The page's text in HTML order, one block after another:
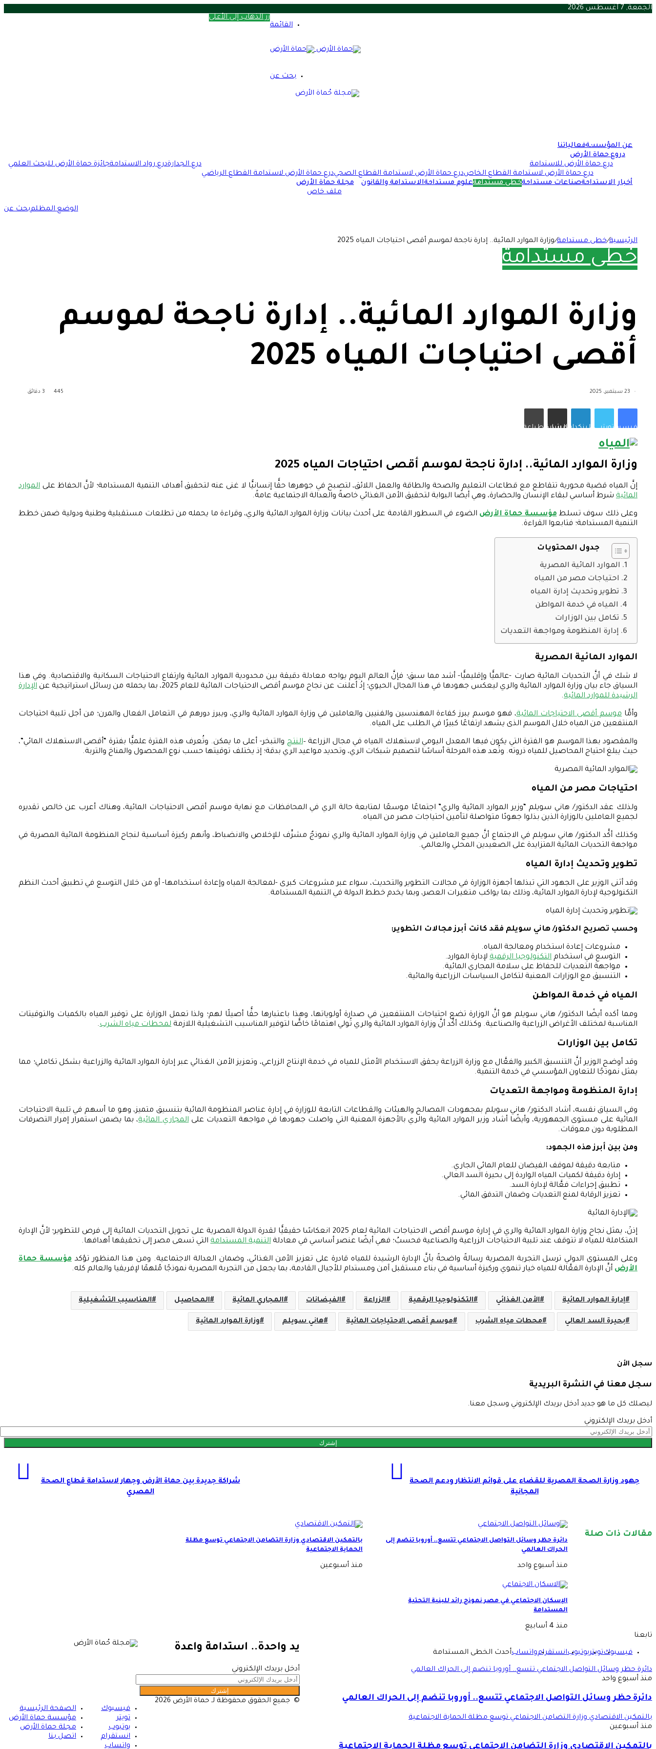
الجمعة, 7 أغسطس 2026
القائمة
بحث عن
عن المؤسسةفعالياتنا
دروع حماة الأرض
درع حماة الأرض للاستدامة
درع حماة الأرض لاستدامة القطاع الخاصدرع حماة الأرض لاستدامة القطاع الصحيدرع حماة الأرض لاستدامة القطاع الرياضي
درع الجدارةدرع رواد الاستدامةجائزة حماة الأرض للبحث العلمي
أخبار الاستدامةصناعات مستدامةخطى مستدامةعلوم مستدامةالاستدامة والقانون
مجلة حماة الأرض
ملف خاص
بحث عنالوضع المظلم
الرئيسية/خطى مستدامة/وزارة الموارد المائية.. إدارة ناجحة لموسم أقصى احتياجات المياه 2025
خطى مستدامة
وزارة الموارد المائية.. إدارة ناجحة لموسم
أقصى احتياجات المياه 2025
23 سبتمبر، 2025 445 3 دقائق
فيسبوكتويتر لينكدإن مشاركة عبر البريد طباعة
وزارة الموارد المائية.. إدارة ناجحة لموسم أقصى احتياجات المياه 2025
إنَّ المياه قضية محورية تتقاطع مع قطاعات التعليم والصحة والطاقة والعمل اللائق، لتصبح في جوهرها حقًّا إنسانيًّا لا غنى عنه لتحقيق أهداف التنمية المستدامة؛ لأنَّ الحفاظ على الموارد
المائية شرط أساسي لبقاء الإنسان والحضارة، وهي أيضًا البوابة لتحقيق الأمن الغذائي خاصةً والعدالة الاجتماعية عامةً.
وعلى ذلك سوف تسلطمؤسسة حماة الأرض الضوء في السطور القادمة على أحدث بيانات وزارة الموارد المائية والري، وقراءة ما يحمله من تطلعات مستقبلية وطنية ودولية ضمن خطط
التنمية المستدامة؛ فتابعوا القراءة.
جدول المحتويات
الموارد المائية المصرية
احتياجات مصر من المياه
تطوير وتحديث إدارة المياه
المياه في خدمة المواطن
تكامل بين الوزارات
إدارة المنظومة ومواجهة التعديات
الموارد المائية المصرية
لا شك في أنَّ التحديات المائية صارت -عالميًّا وإقليميًّا- أشد مما سبق؛ فإنَّ العالم اليوم يواجه معادلة دقيقة بين محدودية الموارد المائية وارتفاع الاحتياجات السكانية والاقتصادية. وفي هذا
السياق جاء بيان وزارة الموارد المائية والري ليعكس جهودها في هذا المجال الحيوي؛ إذْ أعلنت عن نجاح موسم أقصى الاحتياجات المائية للعام 2025، بما يحمله من رسائل استراتيجية عن
الإدارة
الرشيدة للموارد المائية.
وأمَّاموسم أقصى الاحتياجات المائية، فهو موسم يبرز كفاءة المهندسين والفنيين والعاملين في وزارة الموارد المائية والري، ويبرز دورهم في التعامل الفعال والمرن؛ من أجل تلبية احتياجات
المنتفعين من المياه خلال الموسم الذى يشهد ارتفاعًا كبيرًا في الطلب على المياه.
والمقصود بهذا الموسم هو الفترة التي يكون فيها المعدل اليومي لاستهلاك المياه في مجال الزراعة –النتح والتبخر- أعلى ما يمكن. وتُعرف هذه الفترة علميًّا بفترة “أقصى الاستهلاك المائي”،
حيث يبلغ احتياج المحاصيل للمياه ذروته. وتُعد هذه المرحلة أساسًا لتصميم شبكات الري، وتحديد مواعيد الري بدقة؛ إذ يختلف توقيتها حسب نوع المحصول والمناخ والتربة.
احتياجات مصر من المياه
ولذلك عقد الدكتور/ هاني سويلم “وزير الموارد المائية والري” اجتماعًا موسعًا لمتابعة حالة الري في المحافظات مع نهاية موسم أقصى الاحتياجات المائية، وهناك أعرب عن خالص تقديره
لجميع العاملين بالوزارة الذين بذلوا جهودًا متواصلة لتأمين احتياجات مصر من المياه.
وكذلك أكَّد الدكتور/ هاني سويلم في الاجتماع أنَّ جميع العاملين في وزارة الموارد المائية والري نموذجٌ مشرِّف للإخلاص والانضباط، وأنهم ركيزة أساسية لنجاح المنظومة المائية المصرية في
مواجهة التحديات المائية المتزايدة على الصعيدين المحلي والعالمي.
تطوير وتحديث إدارة المياه
وقد أثنى الوزير على الجهود التي تبذلها أجهزة الوزارة في مجالات التطوير والتحديث، سواء عبر مشروعات كبرى -لمعالجة المياه وإعادة استخدامها- أو من خلال التوسع في تطبيق أحدث النظم
التكنولوجية لإدارة الموارد المائية، وذلك بما يواكب متغيرات العصر، وبما يخدم خطط الدولة في التنمية المستدامة.
وحسب تصريح الدكتور/ هاني سويلم فقد كانت أبرز مجالات التطوير:
مشروعات إعادة استخدام ومعالجة المياه.
التوسع في استخدام التكنولوجيا الرقمية لإدارة الموارد.
مواجهة التعديات للحفاظ على سلامة المجاري المائية.
التنسيق مع الوزارات المعنية لتكامل السياسات الزراعية والمائية.
المياه في خدمة المواطن
ومما أكده أيضًا الدكتور/ هاني سويلم هو أنَّ الوزارة تضع احتياجات المنتفعين في صدارة أولوياتها، وهذا باعتبارها حقًّا أصيلًا لهم؛ ولذا تعمل الوزارة على توفير المياه بالكميات والتوقيتات
المناسبة لمختلف الأغراض الزراعية والصناعية. وكذلك أكَّد أنَّ وزارة الموارد المائية والري تُولي اهتمامًا خاصًّا لتوفير المناسيب التشغيلية اللازمة لمحطات مياه الشرب.
تكامل بين الوزارات
وقد أوضح الوزير أنَّ التنسيق الكبير والفعَّال مع وزارة الزراعة يحقق الاستخدام الأمثل للمياه في خدمة الإنتاج الزراعي، وتعزيز الأمن الغذائي عبر إدارة الموارد المائية والزراعية بشكل تكاملي؛ مما
يمثل نموذجًا للتعاون المؤسسي في خدمة التنمية.
إدارة المنظومة ومواجهة التعديات
وفي السياق نفسه، أشاد الدكتور/ هاني سويلم بمجهودات المصالح والهيئات والقطاعات التابعة للوزارة في إدارة عناصر المنظومة المائية بتنسيق متميز، وهو ما أسهم في تلبية الاحتياجات
المائية على مستوى الجمهورية، وأيضًا أشاد وزير الموارد المائية والري بالأجهزة المعنية التي واصلت جهودها في مواجهة التعديات علىالمجاري المائية، بما يضمن استمرار إمرار التصرفات
المطلوبة دون معوقات.
ومن بين أبرز هذه الجهود:
متابعة دقيقة لموقف الفيضان للعام المائي الجاري.
إدارة دقيقة لكميات المياه الواردة إلى بحيرة السد العالي.
تطبيق إجراءات فعَّالة لإدارة السد.
تعزيز الرقابة لمنع التعديات وضمان التدفق المائي.
إذنْ، يمثل نجاح وزارة الموارد المائية والري في إدارة موسم أقصى الاحتياجات المائية لعام 2025 انعكاسًا حقيقيًّا لقدرة الدولة المصرية على تحويل التحديات المائية إلى فرص للتطوير؛ لأنَّ الإدارة
المتكاملة للمياه لا تتوقف عند تلبية الاحتياجات الزراعية والصناعية فحسبُ؛ فهي أيضًا عنصر أساسي في معادلة التنمية المستدامة التي تسعى مصر إلى تحقيقها أهدافها.
وعلى المستوى الدولي ترسل التجربة المصرية رسالةً واضحةً بأنَّ الإدارة الرشيدة للمياه قادرة على تعزيز الأمن الغذائي، وضمان العدالة الاجتماعية. ومن هذا المنظور تؤكدمؤسسة حماة
الأرض أنَّ الإدارة الفعَّالة للمياه خيار تنموي وركيزة أساسية في بناء مستقبل آمن ومستدام للأجيال القادمة، بما يجعل من التجربة المصرية نموذجًا مُلهمًا لإفريقيا والعالم كله.
إدارة الموارد المائية الأمن الغذائي التكنولوجيا الرقمية الزراعة الفيضانات المجاري المائية المحاصيل المناسيب التشغيلية
بحيرة السد العالي محطات مياه الشرب موسم أقصى الاحتياجات المائية هاني سويلم وزارة الموارد المائية
سجل الأن
سجل معنا في النشرة البريدية
ليصلك كل ما هو جديد أدخل بريدك الإلكتروني وسجل معنا.
أدخل بريدك الإلكتروني
جهود وزارة الصحة المصرية للقضاء على قوائم الانتظار ودعم الصحة
المجانية
شراكة جديدة بين حماة الأرض وجهار لاستدامة قطاع الصحة
المصري
مقالات ذات صلة
دائرة حظر وسائل التواصل الاجتماعي تتسع.. أوروبا تنضم إلى
الحراك العالمي
منذ أسبوع واحد
بالتمكين الاقتصادي وزارة التضامن الاجتماعي توسع مظلة
الحماية الاجتماعية
منذ أسبوعين
الإسكان الاجتماعي في مصر نموذج رائد للبنية التحتية
المستدامة
منذ 4 أسابيع
تابعنا
فيسبوكتويتريوتيوبانستقرامواتسابأحدث الخطى المستدامة
دائرة حظر وسائل التواصل الاجتماعي تتسع.. أوروبا تنضم إلى الحراك العالمي
منذ أسبوع واحد
دائرة حظر وسائل التواصل الاجتماعي تتسع.. أوروبا تنضم إلى الحراك العالمي
بالتمكين الاقتصادي وزارة التضامن الاجتماعي توسع مظلة الحماية الاجتماعية
منذ أسبوعين
بالتمكين الاقتصادي وزارة التضامن الاجتماعي توسع مظلة الحماية الاجتماعية
يد واحدة.. استدامة واعدة
أدخل بريدك الإلكتروني
© جميع الحقوق محفوظة لـ حماة الأرض 2026
الصفحة الرئيسية
مؤسسة حماة الأرض
مجلة حماة الأرض
اتصل بنا
فيسبوك
تويتر
يوتيوب
انستقرام
واتساب
زر الذهاب إلى الأعلى